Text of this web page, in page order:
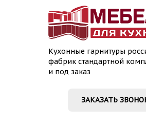
Кухонные гарнитуры
фабрик стандартной
и под заказ
ЗАКАЗАТЬ